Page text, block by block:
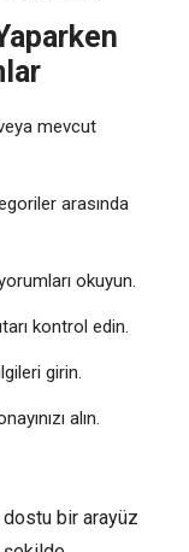
mevcut
arasında
okuyun.
kontrol edin.
girin.
alın.
dostu bir arayüz